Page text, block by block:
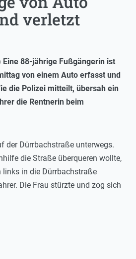
verletzt
88-jährige Fußgängerin ist
von einem Auto erfasst und
die Polizei mitteilt, übersah ein
die Rentnerin beim
der Dürrbachstraße unterwegs.
die Straße überqueren wollte,
links in die Dürrbachstraße
Die Frau stürzte und zog sich